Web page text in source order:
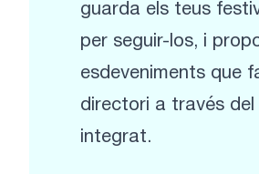
guarda els teus
per seguir-los, i
esdeveniments que
directori a través del
integrat.